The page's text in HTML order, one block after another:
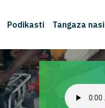
Podikasti Tangaza nasi